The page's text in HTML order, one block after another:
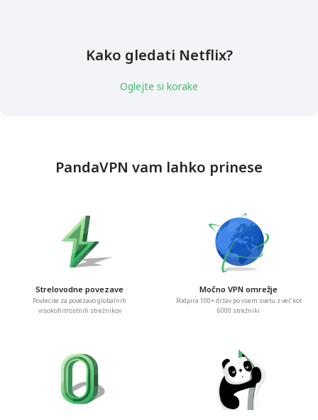
Kako gledati Netflix?
Oglejte si korake
PandaVPN vam lahko prinese
Strelovodne povezave
Povlecite za povezavo globalnih
visokohitrostnih strežnikov
Močno VPN omrežje
Podpira 100+ držav po vsem svetu z več kot
6000 strežniki